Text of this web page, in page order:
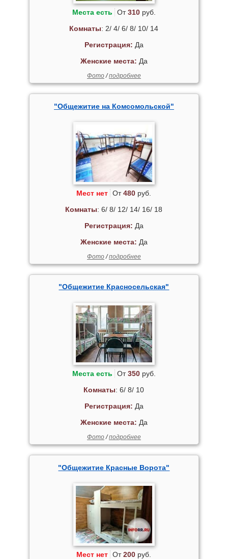
Места есть От310руб.
Комнаты: 2/ 4/ 6/ 8/ 10/ 14
Регистрация: Да
Женские места: Да
Фото/подробнее
"Общежитие на Комсомольской"
Мест нет От480 руб.
Комнаты: 6/ 8/ 12/ 14/ 16/ 18
Регистрация: Да
Женские места: Да
Фото/подробнее
"Общежитие Красносельская"
Места есть От350руб.
Комнаты: 6/ 8/ 10
Регистрация: Да
Женские места: Да
Фото/подробнее
"Общежитие Красные Ворота"
Мест нет От200 руб.